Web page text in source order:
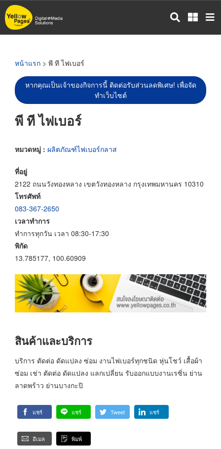
ข้าม
ไป
หน้าแรก > พี ที ไฟเบอร์
หากคุณเป็นเจ้าของกิจการนี้ ติดต่อรับส่วนลดพิเศษ! เพื่อจัด
ทำเว็บไซต์
พี ที ไฟเบอร์
หมวดหมู่ : ผลิตภัณฑ์ไฟเบอร์กลาส
ที่อยู่
2122 ถนนวังทองหลาง เขตวังทองหลาง กรุงเทพมหานคร 10310
โทรศัพท์
083-367-2650
เวลาทำการ
ทำการทุกวัน เวลา 08:30-17:30
พิกัด
13.785177, 100.60909
สินค้าและบริการ
บริการ ตัดต่อ ดัดแปลง ซ่อม งานไฟเบอร์ทุกชนิด หุ่นโชว์ เสื้อผ้า
ซ่อม เช่า ตัดต่อ ดัดแปลง แลกเปลี่ยน รับออกแบบงานเรซิ่น ย่าน
ลาดพร้าว ย่านบางกะปิ
แชร์ แชร์ Tweet แชร์
อีเมล พิมพ์